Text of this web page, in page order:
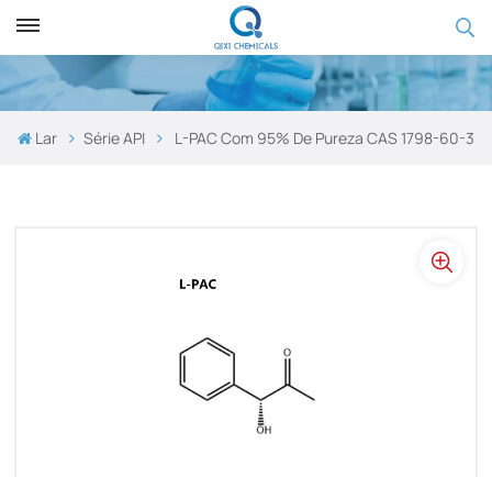
Lar Série API L-PAC Com 95% De Pureza CAS 1798-60-3